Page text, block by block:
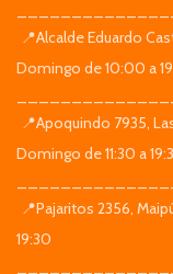
📍Alcalde Eduardo
Domingo de 10:00 a
📍Apoquindo 7935,
Domingo de 11:30 a
📍Pajaritos 2356,
19:30